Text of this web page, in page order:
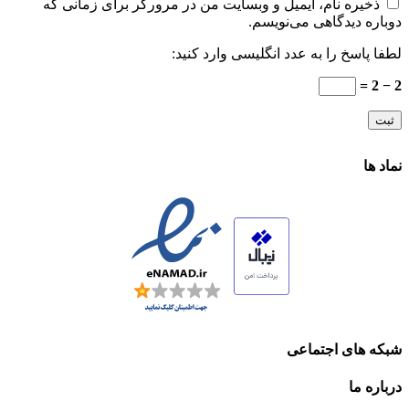
ذخیره نام، ایمیل و وبسایت من در مرورگر برای زمانی که
دوباره دیدگاهی می‌نویسم.
لطفا پاسخ را به عدد انگلیسی وارد کنید:
2 − 2 =
نماد ها
شبکه های اجتماعی
درباره ما